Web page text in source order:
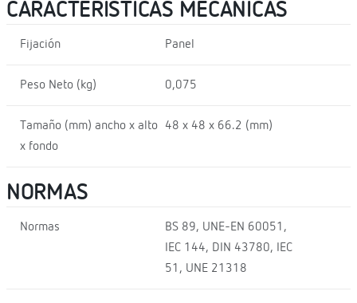
CARACTERÍSTICAS MECÁNICAS
Fijación Panel
Peso Neto (kg) 0,075
Tamaño (mm) ancho x alto
x fondo
48 x 48 x 66.2 (mm)
NORMAS
Normas
BS 89, UNE-EN 60051,
IEC 144, DIN 43780, IEC
51, UNE 21318